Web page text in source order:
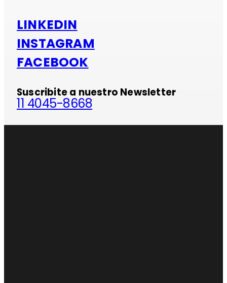
LINKEDIN
INSTAGRAM
FACEBOOK
Suscribite a nuestro Newsletter
11 4045-8668